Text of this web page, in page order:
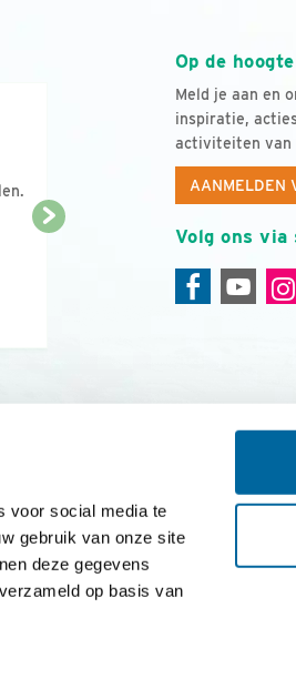
voor social media te
gebruik van onze site
deze gegevens
op basis van
Op de
Meld je aan en
inspiratie,
activiteiten van
AANMELDEN
Volg ons via